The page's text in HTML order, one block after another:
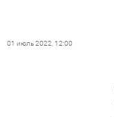
01 июль 2022, 12:00